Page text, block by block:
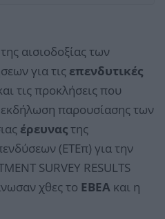
αισιοδοξίας των
για τις επενδυτικές
τις προκλήσεις που
παρουσίασης των
έρευναςτης
(ΕΤΕπ) για την
SURVEY RESULTS
χθες το ΕΒΕΑ και η